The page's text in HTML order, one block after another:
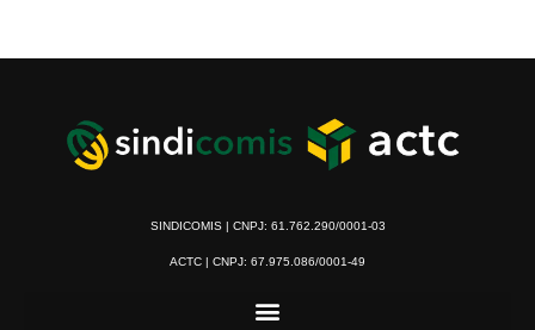
SINDICOMIS | CNPJ: 61.762.290/0001-03
ACTC | CNPJ: 67.975.086/0001-49